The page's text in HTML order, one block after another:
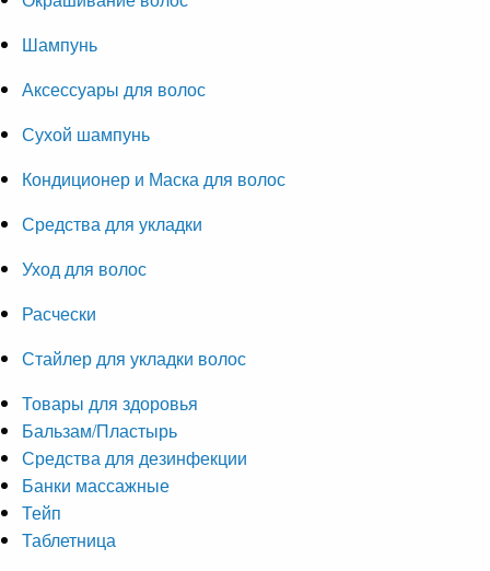
Шампунь
Аксессуары для волос
Сухой шампунь
Кондиционер и Маска для волос
Средства для укладки
Уход для волос
Расчески
Стайлер для укладки волос
Товары для здоровья
Бальзам/Пластырь
Средства для дезинфекции
Банки массажные
Тейп
Таблетница